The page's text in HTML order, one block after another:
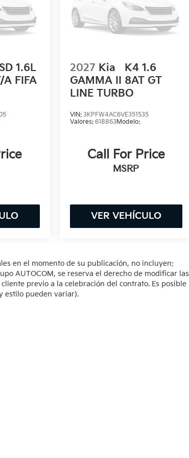
1.6L
A FIFA
2027 Kia
K4 1.6
GAMMA II 8AT GT
LINE TURBO
VIN: 3KPFW4AC6VE351535
Valores: 618863Modelo:
Call For Price
MSRP
VER VEHÍCULO
en el momento de su publicación, no incluyen:
AUTOCOM, se reserva el derecho de modificar las
previo a la celebración del contrato. Es posible
estilo pueden variar).